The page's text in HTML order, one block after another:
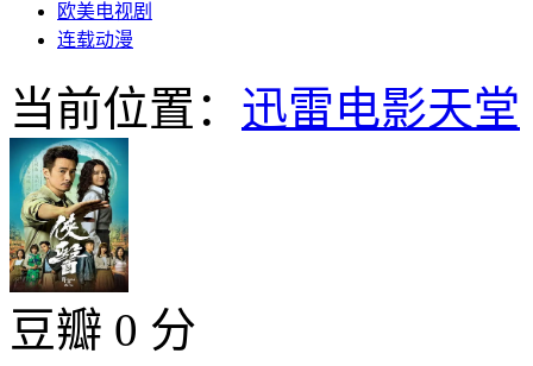
欧美电视剧
连载动漫
当前位置： 迅雷电影天堂
豆瓣 0 分